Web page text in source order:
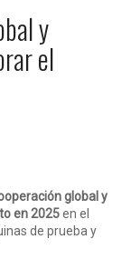
y
el
global y
en 2025en el
de prueba y